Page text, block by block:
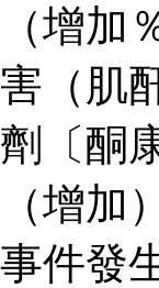
（增
害（肌
劑〔酮
（增
事件發